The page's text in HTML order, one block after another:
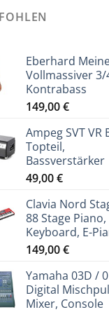
Eberhard
Vollmassiver 3/
Kontrabass
149,00€
Ampeg SVT VR
Topteil,
Bassverstärker
49,00€
Clavia Nord
88 Stage Piano,
Keyboard, E-
149,00€
Yamaha 03D /
Digital
Mixer, Console